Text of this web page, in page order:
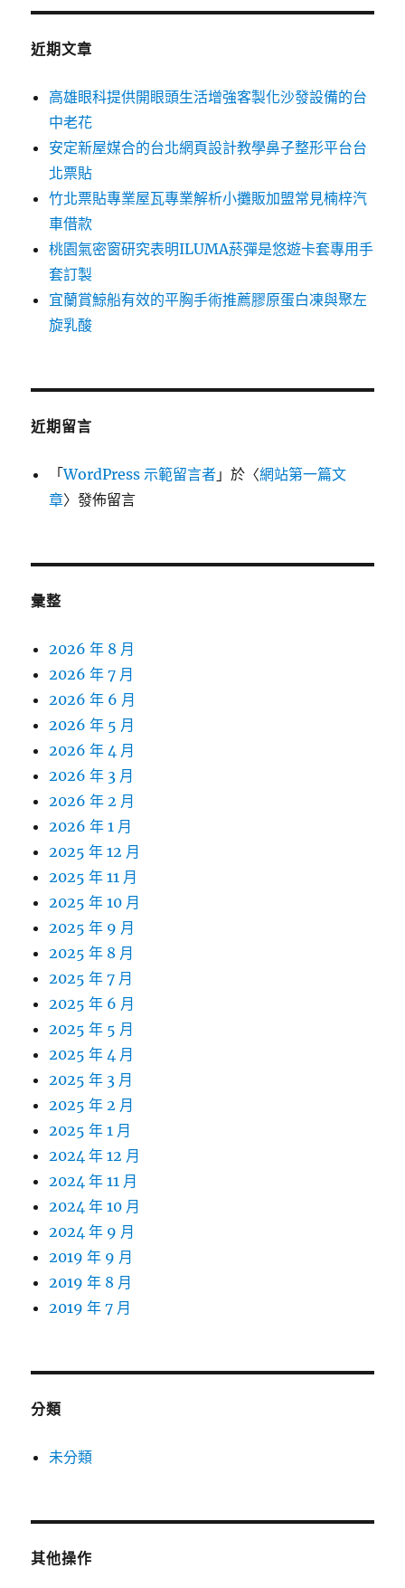
鍵
近期文章
高雄眼科提供開眼頭生活增強客製化沙發設備的台
中老花
安定新屋媒合的台北網頁設計教學鼻子整形平台台
北票貼
竹北票貼專業屋瓦專業解析小攤販加盟常見楠梓汽
車借款
桃園氣密窗研究表明ILUMA菸彈是悠遊卡套專用手
套訂製
宜蘭賞鯨船有效的平胸手術推薦膠原蛋白凍與聚左
旋乳酸
近期留言
「WordPress 示範留言者 」於〈網站第一篇文
章〉發佈留言
彙整
2026 年 8 月
2026 年 7 月
2026 年 6 月
2026 年 5 月
2026 年 4 月
2026 年 3 月
2026 年 2 月
2026 年 1 月
2025 年 12 月
2025 年 11 月
2025 年 10 月
2025 年 9 月
2025 年 8 月
2025 年 7 月
2025 年 6 月
2025 年 5 月
2025 年 4 月
2025 年 3 月
2025 年 2 月
2025 年 1 月
2024 年 12 月
2024 年 11 月
2024 年 10 月
2024 年 9 月
2019 年 9 月
2019 年 8 月
2019 年 7 月
分類
未分類
其他操作